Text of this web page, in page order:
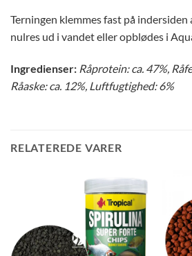
Terningen klemmes fast på
nulres ud i vandet eller opblødes i
Ingredienser: Råprotein: ca. 47%,
Råaske: ca. 12%, Luftfugtighed: 6%
RELATEREDE VARER